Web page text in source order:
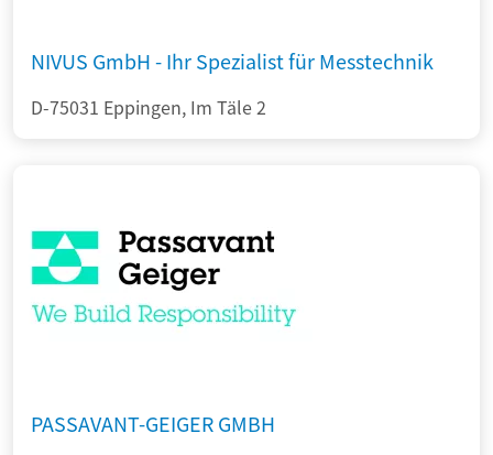
NIVUS GmbH - Ihr Spezialist für Messtechnik
D-75031 Eppingen, Im Täle 2
PASSAVANT-GEIGER GMBH